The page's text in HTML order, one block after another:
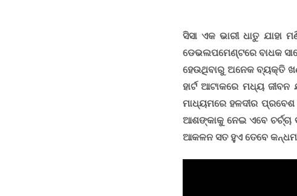
ସିସା ଏକ ଭାରୀ ଧାତୁ ଯାହା
ଡେଭଲପମେଣ୍ଟରେ ବାଧକ
ହେଉଥିବାରୁ ଅନେକ ବ୍ୟକ୍ତି
ହାର୍ଟ ଆଟାକରେ ମଧ୍ୟ ଜୀବନ
ମାଧ୍ୟମରେ ହଳଦୀର
ଆଶଙ୍କାକୁ ନେଇ ଏବେ
ଆକଳନ ସତ ହୁଏ ତେବେ